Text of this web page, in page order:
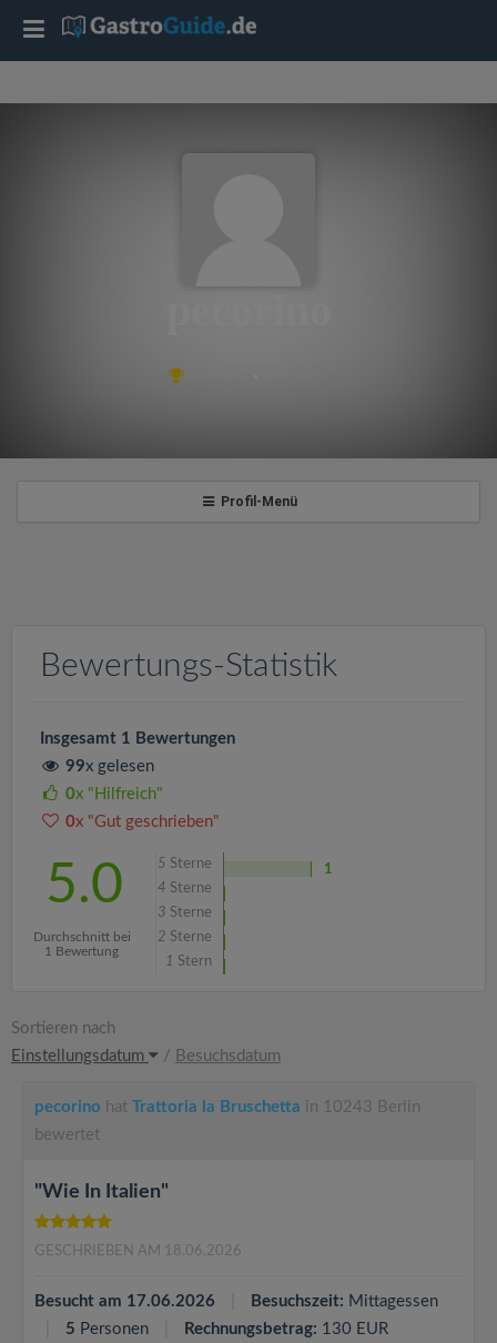
Profil-Menü
Bewertungs-Statistik
Insgesamt 1 Bewertungen
99x gelesen
0x "Hilfreich"
0x "Gut geschrieben"
5.0
Durchschnitt bei
1 Bewertung
5 Sterne
1
4 Sterne
3 Sterne
2 Sterne
1 Stern
Sortieren nach
Einstellungsdatum
/ Besuchsdatum
pecorino hat Trattoria la Bruschetta in 10243 Berlin
bewertet
"Wie In Italien"
GESCHRIEBEN AM 18.06.2026
Besucht am 17.06.2026 Besuchszeit: Mittagessen
5 Personen Rechnungsbetrag: 130 EUR
T
a
t
i